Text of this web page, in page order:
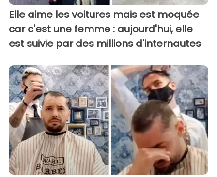
Elle aime les voitures mais est moquée
car c'est une femme : aujourd'hui, elle
est suivie par des millions d'internautes